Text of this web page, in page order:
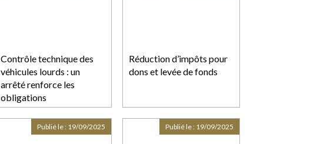
Contrôle technique des
véhicules lourds : un
arrêté renforce les
obligations
Réduction d’impôts pour
dons et levée de fonds
Publié le : 19/09/2025 Publié le : 19/09/2025